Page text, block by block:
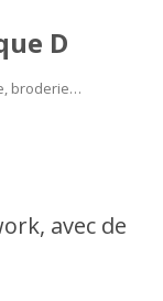
D
broderie…
avec de